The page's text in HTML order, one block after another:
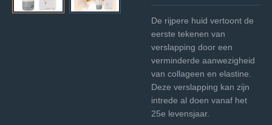
De rijpere huid vertoont de
eerste tekenen van
verslapping door een
verminderde aanwezigheid
van collageen en elastine.
Deze verslapping kan zijn
intrede al doen vanaf het
25e levensjaar.